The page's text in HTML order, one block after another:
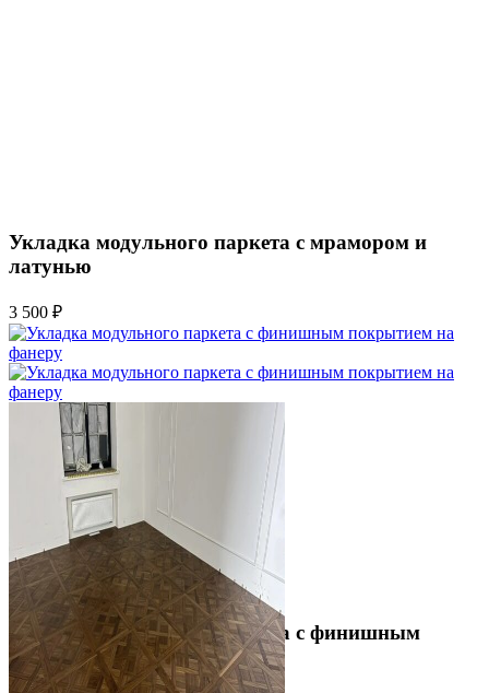
Укладка модульного паркета с мрамором и
латунью
3 500 ₽
Укладка модульного паркета с финишным
покрытием на фанеру